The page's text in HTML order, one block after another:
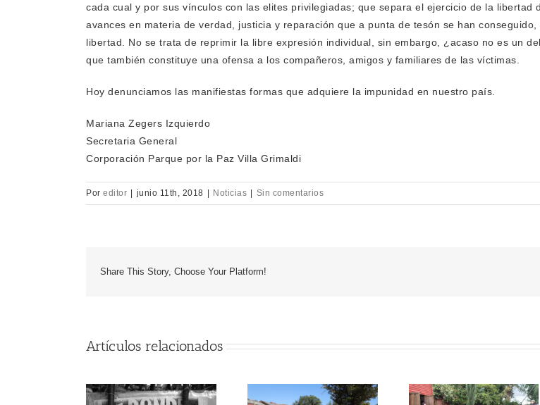
cada cual y por sus vínculos con las elites privilegiadas; que separa el ejercicio de la
avances en materia de verdad, justicia y reparación que a punta de tesón se han
libertad. No se trata de reprimir la libre expresión individual, sin embargo, ¿acaso no es un
que también constituye una ofensa a los compañeros, amigos y familiares de las víctimas.
Hoy denunciamos las manifiestas formas que adquiere la impunidad en nuestro país.
Mariana Zegers Izquierdo
Secretaria General
Corporación Parque por la Paz Villa Grimaldi
Por editor | junio 11th, 2018 | Noticias | Sin comentarios
Share This Story, Choose Your Platform!
Artículos relacionados
ORGANIZACIONES
DELEGACIÓN DE
ADULTOS MAYORES